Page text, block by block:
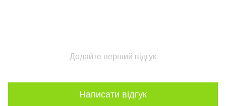
Додайте перший відгук
Написати відгук